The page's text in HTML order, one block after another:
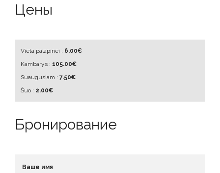
Цены
Vieta palapinei : 6.00€
Kambarys : 105.00€
Suaugusiam : 7.50€
Šuo : 2.00€
Бронирование
Ваше имя